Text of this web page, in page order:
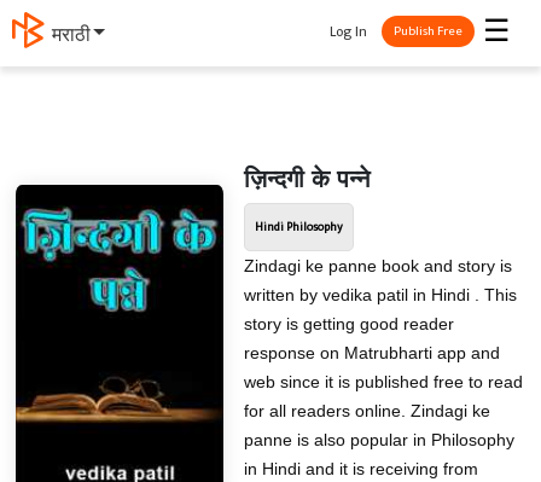
मराठी ☰
Log In Publish Free
ज़िन्दगी के पन्ने
Hindi Philosophy
Zindagi ke panne book and story is
written by vedika patil in Hindi . This
story is getting good reader
response on Matrubharti app and
web since it is published free to read
for all readers online. Zindagi ke
panne is also popular in Philosophy
in Hindi and it is receiving from